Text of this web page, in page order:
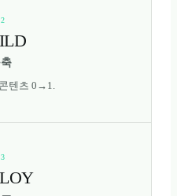
텐츠 0→1.